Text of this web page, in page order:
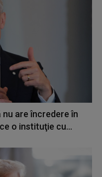
nu are încredere în
o instituţie cu...